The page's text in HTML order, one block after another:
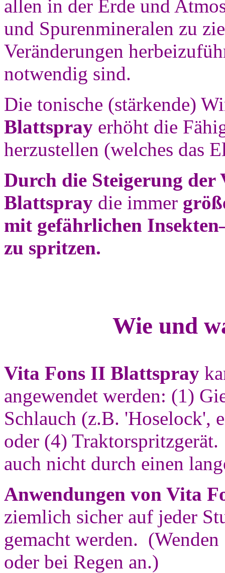
allen in der Erde und
und Spurenmineralen zu
Veränderungen
notwendig sind.
Die tonische (stärkende)
Blattspray erhöht die
herzustellen (welches das
Durch die Steigerung
Blattspray die immer
mit gefährlichen
zu spritzen.
Wie und
Vita Fons II Blattspray
angewendet werden: (1)
Schlauch (z.B. 'Hoselock',
oder (4)
auch nicht durch einen
Anwendungen von Vita
ziemlich sicher auf jeder
gemacht werden.
oder bei Regen an.)